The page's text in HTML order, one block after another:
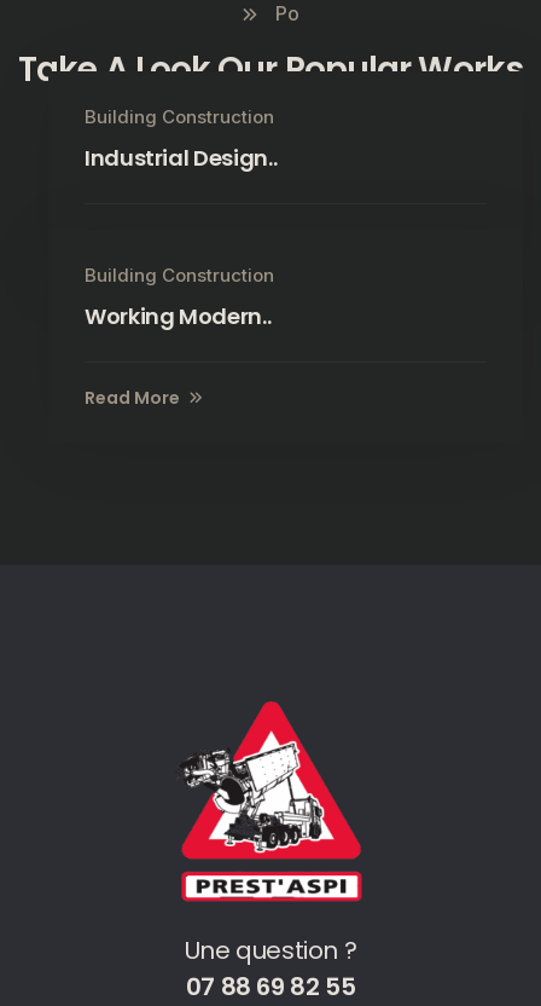
Po
Take A Look Our Popular Works
Building Construction
Industrial Design..
Building Construction
Working Modern..
Read More
Une question ?
07 88 69 82 55